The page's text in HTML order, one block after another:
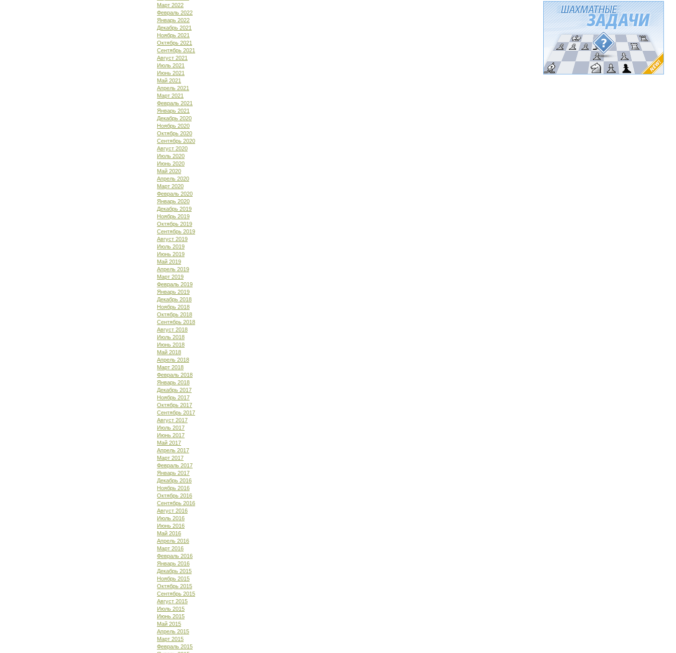
Март 2022
Февраль 2022
Январь 2022
Декабрь 2021
Ноябрь 2021
Октябрь 2021
Сентябрь 2021
Август 2021
Июль 2021
Июнь 2021
Май 2021
Апрель 2021
Март 2021
Февраль 2021
Январь 2021
Декабрь 2020
Ноябрь 2020
Октябрь 2020
Сентябрь 2020
Август 2020
Июль 2020
Июнь 2020
Май 2020
Апрель 2020
Март 2020
Февраль 2020
Январь 2020
Декабрь 2019
Ноябрь 2019
Октябрь 2019
Сентябрь 2019
Август 2019
Июль 2019
Июнь 2019
Май 2019
Апрель 2019
Март 2019
Февраль 2019
Январь 2019
Декабрь 2018
Ноябрь 2018
Октябрь 2018
Сентябрь 2018
Август 2018
Июль 2018
Июнь 2018
Май 2018
Апрель 2018
Март 2018
Февраль 2018
Январь 2018
Декабрь 2017
Ноябрь 2017
Октябрь 2017
Сентябрь 2017
Август 2017
Июль 2017
Июнь 2017
Май 2017
Апрель 2017
Март 2017
Февраль 2017
Январь 2017
Декабрь 2016
Ноябрь 2016
Октябрь 2016
Сентябрь 2016
Август 2016
Июль 2016
Июнь 2016
Май 2016
Апрель 2016
Март 2016
Февраль 2016
Январь 2016
Декабрь 2015
Ноябрь 2015
Октябрь 2015
Сентябрь 2015
Август 2015
Июль 2015
Июнь 2015
Май 2015
Апрель 2015
Март 2015
Февраль 2015